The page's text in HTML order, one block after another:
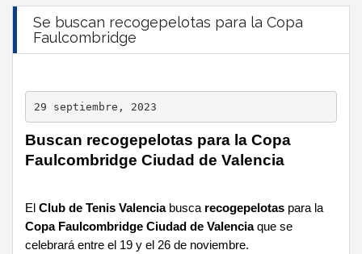
Se buscan recogepelotas para la Copa
Faulcombridge
29 septiembre, 2023
Buscan recogepelotas para la Copa
Faulcombridge Ciudad de Valencia
El Club de Tenis Valenciabusca recogepelotas para la
Copa Faulcombridge Ciudad de Valenciaque se
celebrará entre el 19 y el 26 de noviembre.